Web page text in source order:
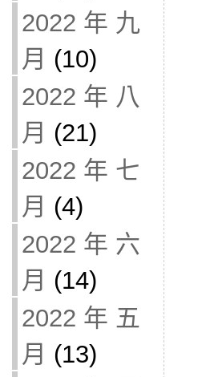
2022 年 九
月 (10)
2022 年 八
月 (21)
2022 年 七
月 (4)
2022 年 六
月 (14)
2022 年 五
月 (13)